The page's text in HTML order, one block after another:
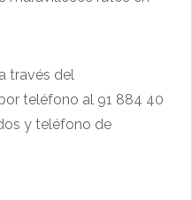
través del
teléfono al 91 884 40
y teléfono de